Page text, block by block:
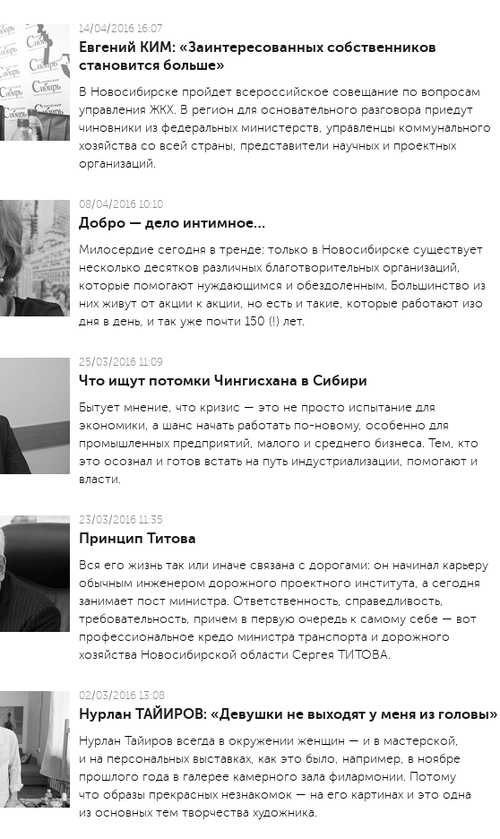
14/04/2016 16:07
Евгений КИМ: «Заинтересованных собственников
становится больше»
В Новосибирске пройдет всероссийское совещание по вопросам
управления ЖКХ. В регион для основательного разговора приедут
чиновники из федеральных министерств, управленцы коммунального
хозяйства со всей страны, представители научных и проектных
организаций.
08/04/2016 10:10
Добро — дело интимное…
Милосердие сегодня в тренде: только в Новосибирске существует
несколько десятков различных благотворительных организаций,
которые помогают нуждающимся и обездоленным. Большинство из
них живут от акции к акции, но есть и такие, которые работают изо
дня в день, и так уже почти 150 (!) лет.
25/03/2016 11:09
Что ищут потомки Чингисхана в Сибири
Бытует мнение, что кризис — это не просто испытание для
экономики, а шанс начать работать по-новому, особенно для
промышленных предприятий, малого и среднего бизнеса. Тем, кто
это осознал и готов встать на путь индустриализации, помогают и
власти.
23/03/2016 11:35
Принцип Титова
Вся его жизнь так или иначе связана с дорогами: он начинал карьеру
обычным инженером дорожного проектного института, а сегодня
занимает пост министра. Ответственность, справедливость,
требовательность, причем в первую очередь к самому себе — вот
профессиональное кредо министра транспорта и дорожного
хозяйства Новосибирской области Сергея ТИТОВА.
02/03/2016 13:08
Нурлан ТАЙИРОВ: «Девушки не выходят у меня из головы»
Нурлан Тайиров всегда в окружении женщин — и в мастерской,
и на персональных выставках, как это было, например, в ноябре
прошлого года в галерее камерного зала филармонии. Потому
что образы прекрасных незнакомок — на его картинах и это одна
из основных тем творчества художника.